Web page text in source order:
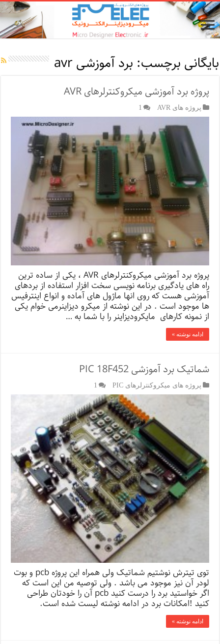
بایگانی برچسب: برد آموزشی avr
پروژه برد آموزشی میکروکنترلرهای AVR
پروژه های AVR 1
پروژه برد آموزشی میکروکنترلرهای AVR ،‌ یکی از ساده ترین
راه های یادگیری برنامه نویسی سخت افزار استفاده از بردهای
آموزشی هست که روی انها ماژول های آماده و انواع اینترفیس
ها موجود است . در این نوشته از میکرو دیزاینرمی خوام یکی
از نمونه کارهای مایکرودیزاینر را با شما به …
ادامه نوشته »
شماتیک برد آموزشی PIC 18F452
پروژه های میکروکنترلرهای PIC 1
توی تیترش نوشتیم شماتیک ولی همراه این پروژه pcb و بوت
لودر آن نیز موجود می باشد . ولی توصیه من این است که
اگر خواستید برد را درست کنید pcb آن را خودتان طراحی
کنید !امکانات برد در ادامه نوشته لیست شده است.
ادامه نوشته »